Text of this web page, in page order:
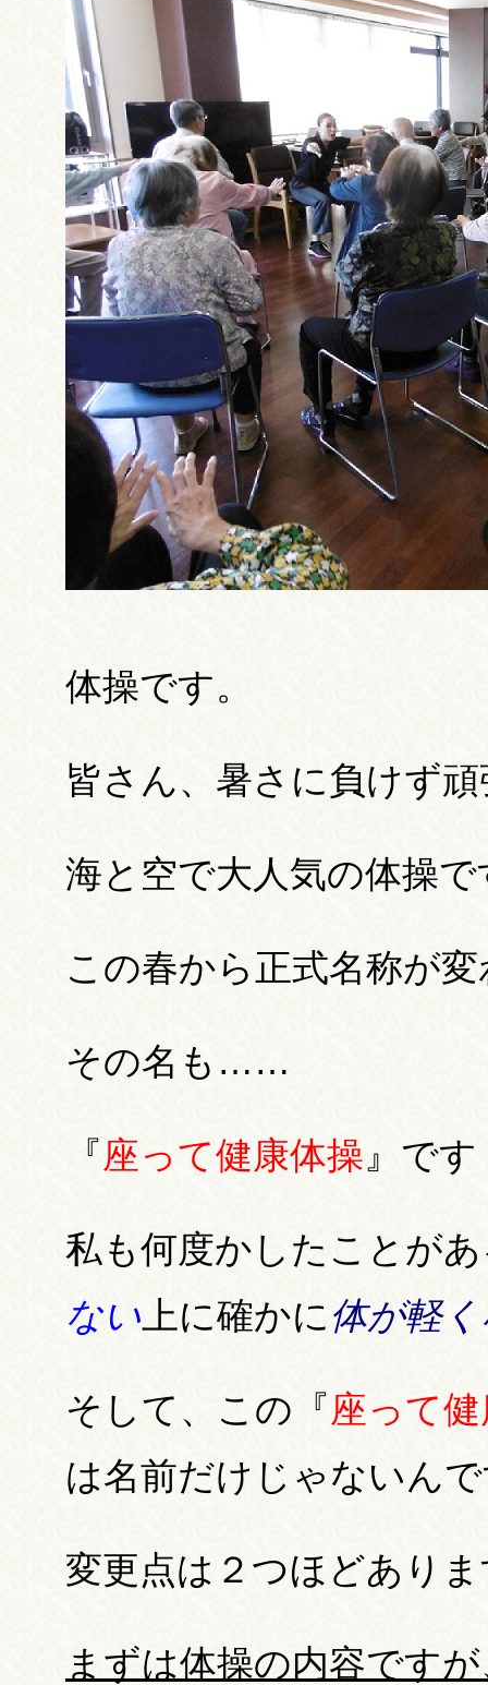
体操です。
皆さん、暑さに負けず
海と空で大人気の体操
この春から正式名称が
その名も……
『座って健康体操 』です
私も何度かしたことが
ない 上に確かに体が軽
そして、この『座って
は名前だけじゃないん
変更点は２つほどあり
まずは体操の内容です